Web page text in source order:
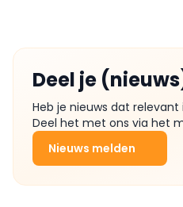
Deel je
Heb je nieuws dat
Deel het met ons via het
Nieuws melden